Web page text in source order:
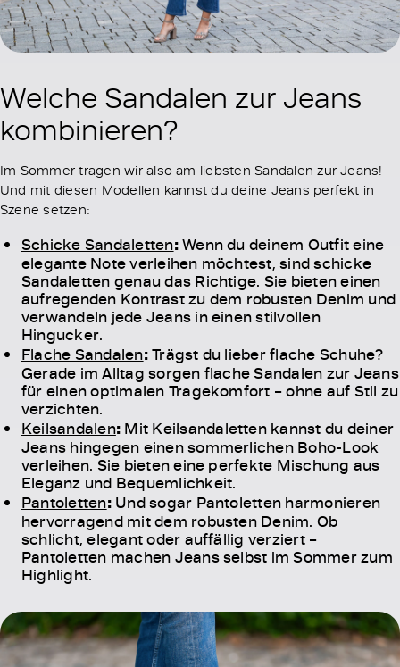
Welche Sandalen zur Jeans
kombinieren?
Im Sommer tragen wir also am liebsten Sandalen zur Jeans!
Und mit diesen Modellen kannst du deine Jeans perfekt in
Szene setzen:
Schicke Sandaletten:Wenn du deinem Outfit eine
elegante Note verleihen möchtest, sind schicke
Sandaletten genau das Richtige. Sie bieten einen
aufregenden Kontrast zu dem robusten Denim und
verwandeln jede Jeans in einen stilvollen
Hingucker.
Flache Sandalen:Trägst du lieber flache Schuhe?
Gerade im Alltag sorgen flache Sandalen zur Jeans
für einen optimalen Tragekomfort – ohne auf Stil zu
verzichten.
Keilsandalen: Mit Keilsandaletten kannst du deiner
Jeans hingegen einen sommerlichen Boho-Look
verleihen. Sie bieten eine perfekte Mischung aus
Eleganz und Bequemlichkeit.
Pantoletten:Und sogar Pantoletten harmonieren
hervorragend mit dem robusten Denim. Ob
schlicht, elegant oder auffällig verziert –
Pantoletten machen Jeans selbst im Sommer zum
Highlight.